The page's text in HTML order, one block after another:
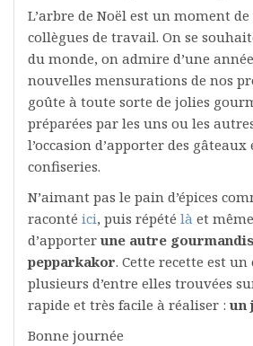
L’arbre de Noël est un moment
collègues de travail. On se
du monde, on admire d’une
nouvelles mensurations de nos
goûte à toute sorte de jolies
préparées par les uns ou les
l’occasion d’apporter des gâteaux
confiseries.
N’aimant pas le pain d’épices
raconté ici, puis répété là et même
d’apporter une autre
pepparkakor. Cette recette est un
plusieurs d’entre elles trouvées
rapide et très facile à réaliser : un
Bonne journée